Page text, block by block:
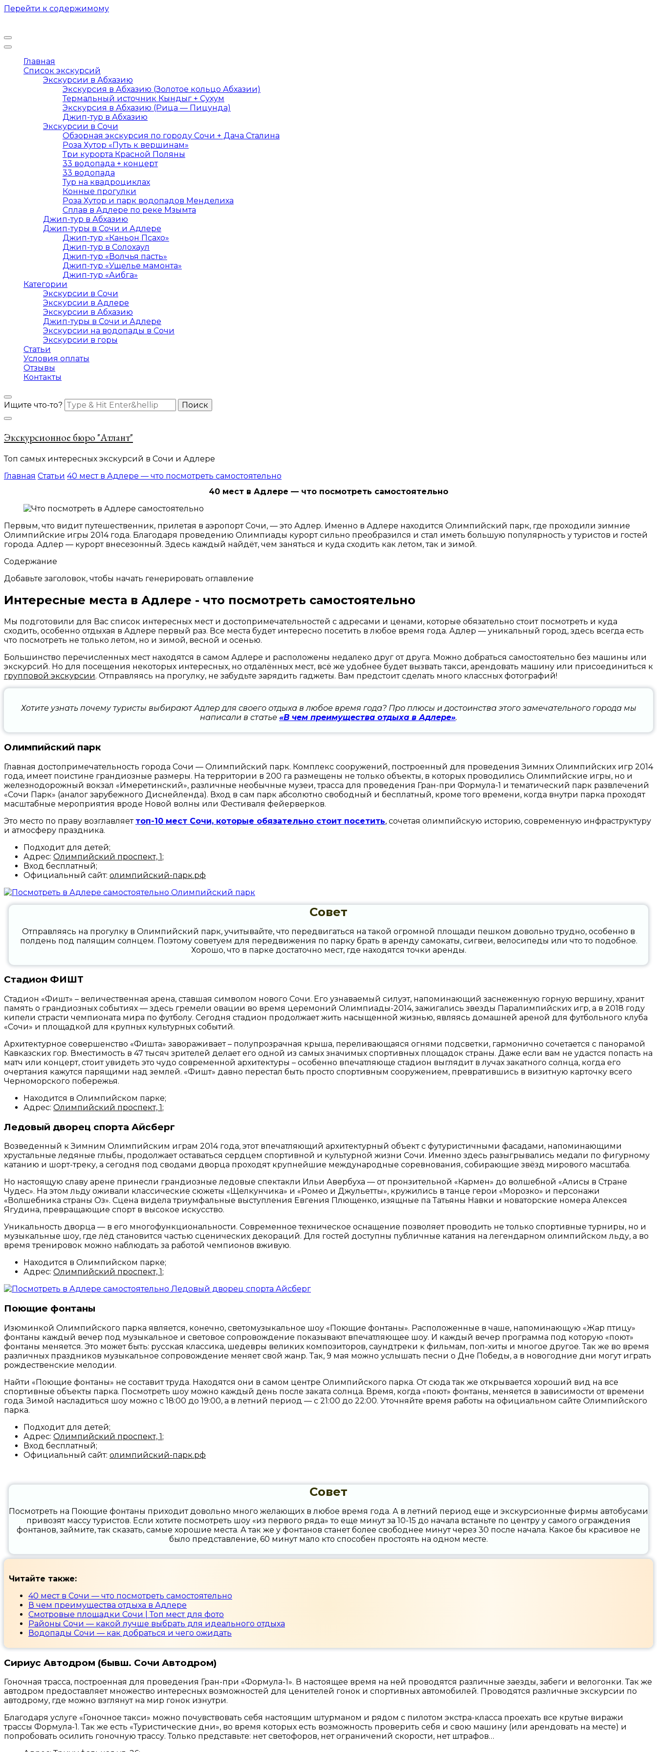
Перейти к содержимому
Главная
Список экскурсий
Экскурсии в Абхазию
Экскурсия в Абхазию (Золотое кольцо Абхазии)
Термальный источник Кындыг + Сухум
Экскурсия в Абхазию (Рица — Пицунда)
Джип-тур в Абхазию
Экскурсии в Сочи
Обзорная экскурсия по городу Сочи + Дача Сталина
Роза Хутор «Путь к вершинам»
Три курорта Красной Поляны
33 водопада + концерт
33 водопада
Тур на квадроциклах
Конные прогулки
Роза Хутор и парк водопадов Менделиха
Сплав в Адлере по реке Мзымта
Джип-тур в Абхазию
Джип-туры в Сочи и Адлере
Джип-тур «Каньон Псахо»
Джип-тур в Солохаул
Джип-тур «Волчья пасть»
Джип-тур «Ущелье мамонта»
Джип-тур «Аибга»
Категории
Экскурсии в Сочи
Экскурсии в Адлере
Экскурсии в Абхазию
Джип-туры в Сочи и Адлере
Экскурсии на водопады в Сочи
Экскурсии в горы
Статьи
Условия оплаты
Отзывы
Контакты
Ищите что-то?
Экскурсионное бюро "Атлант"
Топ самых интересных экскурсий в Сочи и Адлере
Главная Статьи 40 мест в Адлере — что посмотреть самостоятельно
40 мест в Адлере — что посмотреть самостоятельно
Первым, что видит путешественник, прилетая в аэропорт Сочи, — это Адлер. Именно в Адлере находится Олимпийский парк, где проходили зимние
Олимпийские игры 2014 года. Благодаря проведению Олимпиады курорт сильно преобразился и стал иметь большую популярность у туристов и гостей
города. Адлер — курорт внесезонный. Здесь каждый найдёт, чем заняться и куда сходить как летом, так и зимой.
Содержание
Добавьте заголовок, чтобы начать генерировать оглавление
Интересные места в Адлере - что посмотреть самостоятельно
Мы подготовили для Вас список интересных мест и достопримечательностей с адресами и ценами, которые обязательно стоит посмотреть и куда
сходить, особенно отдыхая в Адлере первый раз. Все места будет интересно посетить в любое время года. Адлер — уникальный город, здесь всегда есть
что посмотреть не только летом, но и зимой, весной и осенью.
Большинство перечисленных мест находятся в самом Адлере и расположены недалеко друг от друга. Можно добраться самостоятельно без машины или
экскурсий. Но для посещения некоторых интересных, но отдалённых мест, всё же удобнее будет вызвать такси, арендовать машину или присоединиться к
групповой экскурсии. Отправляясь на прогулку, не забудьте зарядить гаджеты. Вам предстоит сделать много классных фотографий!
Хотите узнать почему туристы выбирают Адлер для своего отдыха в любое время года? Про плюсы и достоинства этого замечательного города мы
написали в статье «В чем преимущества отдыха в Адлере».
Олимпийский парк
Главная достопримечательность города Сочи — Олимпийский парк. Комплекс сооружений, построенный для проведения Зимних Олимпийских игр 2014
года, имеет поистине грандиозные размеры. На территории в 200 га размещены не только объекты, в которых проводились Олимпийские игры, но и
железнодорожный вокзал «Имеретинский», различные необычные музеи, трасса для проведения Гран-при Формула-1 и тематический парк развлечений
«Сочи Парк» (аналог зарубежного Диснейленда). Вход в сам парк абсолютно свободный и бесплатный, кроме того времени, когда внутри парка проходят
масштабные мероприятия вроде Новой волны или Фестиваля фейерверков.
Это место по праву возглавляет топ-10 мест Сочи, которые обязательно стоит посетить, сочетая олимпийскую историю, современную инфраструктуру
и атмосферу праздника.
Подходит для детей;
Адрес: Олимпийский проспект, 1;
Вход бесплатный;
Официальный сайт: олимпийский-парк.рф
Совет
Отправляясь на прогулку в Олимпийский парк, учитывайте, что передвигаться на такой огромной площади пешком довольно трудно, особенно в
полдень под палящим солнцем. Поэтому советуем для передвижения по парку брать в аренду самокаты, сигвеи, велосипеды или что то подобное.
Хорошо, что в парке достаточно мест, где находятся точки аренды.
Стадион ФИШТ
Стадион «Фишт» – величественная арена, ставшая символом нового Сочи. Его узнаваемый силуэт, напоминающий заснеженную горную вершину, хранит
память о грандиозных событиях — здесь гремели овации во время церемоний Олимпиады-2014, зажигались звезды Паралимпийских игр, а в 2018 году
кипели страсти чемпионата мира по футболу. Сегодня стадион продолжает жить насыщенной жизнью, являясь домашней ареной для футбольного клуба
«Сочи» и площадкой для крупных культурных событий.
Архитектурное совершенство «Фишта» завораживает – полупрозрачная крыша, переливающаяся огнями подсветки, гармонично сочетается с панорамой
Кавказских гор. Вместимость в 47 тысяч зрителей делает его одной из самых значимых спортивных площадок страны. Даже если вам не удастся попасть на
матч или концерт, стоит увидеть это чудо современной архитектуры – особенно впечатляюще стадион выглядит в лучах закатного солнца, когда его
очертания кажутся парящими над землей. «Фишт» давно перестал быть просто спортивным сооружением, превратившись в визитную карточку всего
Черноморского побережья.
Находится в Олимпийском парке;
Адрес: Олимпийский проспект, 1;
Ледовый дворец спорта Айсберг
Возведенный к Зимним Олимпийским играм 2014 года, этот впечатляющий архитектурный объект с футуристичными фасадами, напоминающими
хрустальные ледяные глыбы, продолжает оставаться сердцем спортивной и культурной жизни Сочи. Именно здесь разыгрывались медали по фигурному
катанию и шорт-треку, а сегодня под сводами дворца проходят крупнейшие международные соревнования, собирающие звёзд мирового масштаба.
Но настоящую славу арене принесли грандиозные ледовые спектакли Ильи Авербуха — от пронзительной «Кармен» до волшебной «Алисы в Стране
Чудес». На этом льду оживали классические сюжеты «Щелкунчика» и «Ромео и Джульетты», кружились в танце герои «Морозко» и персонажи
«Волшебника страны Оз». Сцена видела триумфальные выступления Евгения Плющенко, изящные па Татьяны Навки и новаторские номера Алексея
Ягудина, превращающие спорт в высокое искусство.
Уникальность дворца — в его многофункциональности. Современное техническое оснащение позволяет проводить не только спортивные турниры, но и
музыкальные шоу, где лёд становится частью сценических декораций. Для гостей доступны публичные катания на легендарном олимпийском льду, а во
время тренировок можно наблюдать за работой чемпионов вживую.
Находится в Олимпийском парке;
Адрес: Олимпийский проспект, 1 ;
Поющие фонтаны
Изюминкой Олимпийского парка является, конечно, светомузыкальное шоу «Поющие фонтаны». Расположенные в чаше, напоминающую «Жар птицу»
фонтаны каждый вечер под музыкальное и световое сопровождение показывают впечатляющее шоу. И каждый вечер программа под которую «поют»
фонтаны меняется. Это может быть: русская классика, шедевры великих композиторов, саундтреки к фильмам, поп-хиты и многое другое. Так же во время
различных праздников музыкальное сопровождение меняет свой жанр. Так, 9 мая можно услышать песни о Дне Победы, а в новогодние дни могут играть
рождественские мелодии.
Найти «Поющие фонтаны» не составит труда. Находятся они в самом центре Олимпийского парка. От сюда так же открывается хороший вид на все
спортивные объекты парка. Посмотреть шоу можно каждый день после заката солнца. Время, когда «поют» фонтаны, меняется в зависимости от времени
года. Зимой насладиться шоу можно с 18:00 до 19:00, а в летний период — с 21:00 до 22:00. Уточняйте время работы на официальном сайте Олимпийского
парка.
Подходит для детей;
Адрес: Олимпийский проспект, 1;
Вход бесплатный;
Официальный сайт: олимпийский-парк.рф
Совет
Посмотреть на Поющие фонтаны приходит довольно много желающих в любое время года. А в летний период еще и экскурсионные фирмы автобусами
привозят массу туристов. Если хотите посмотреть шоу «из первого ряда» то еще минут за 10-15 до начала встаньте по центру у самого ограждения
фонтанов, займите, так сказать, самые хорошие места. А так же у фонтанов станет более свободнее минут через 30 после начала. Какое бы красивое не
было представление, 60 минут мало кто способен простоять на одном месте.
Читайте также:
40 мест в Сочи — что посмотреть самостоятельно
В чем преимущества отдыха в Адлере
Смотровые площадки Сочи | Топ мест для фото
Районы Сочи — какой лучше выбрать для идеального отдыха
Водопады Сочи — как добраться и чего ожидать
Сириус Автодром (бывш. Сочи Автодром)
Гоночная трасса, построенная для проведения Гран-при «Формула-1». В настоящее время на ней проводятся различные заезды, забеги и велогонки. Так же
автодром предоставляет множество интересных возможностей для ценителей гонок и спортивных автомобилей. Проводятся различные экскурсии по
автодрому, где можно взглянут на мир гонок изнутри.
Благодаря услуге «Гоночное такси» можно почувствовать себя настоящим штурманом и рядом с пилотом экстра-класса проехать все крутые виражи
трассы Формула-1. Так же есть «Туристические дни», во время которых есть возможность проверить себя и свою машину (или арендовать на месте) и
попробовать осилить гоночную трассу. Только представьте: нет светофоров, нет ограничений скорости, нет штрафов…